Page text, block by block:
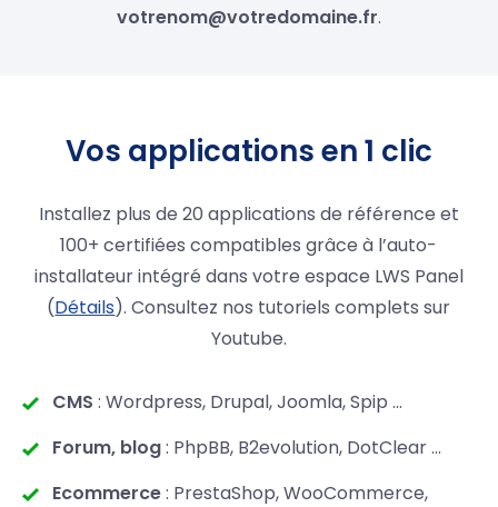
votrenom@votredomaine.fr.
Vos applications en 1 clic
Installez plus de 20 applications de référence et
100+ certifiées compatibles grâce à l’auto-
installateur intégré dans votre espace LWS Panel
(Détails). Consultez nos tutoriels complets sur
Youtube.
CMS : Wordpress, Drupal, Joomla, Spip ...
Forum, blog: PhpBB, B2evolution, DotClear ...
Ecommerce: PrestaShop, WooCommerce,